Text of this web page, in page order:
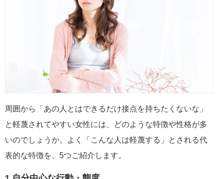
周囲から「あの人とはできるだけ接点を持ちたくないな」
と軽蔑されてやすい女性には、どのような特徴や性格が多
いのでしょうか。よく「こんな人は軽蔑する」とされる代
表的な特徴を、5つご紹介します。